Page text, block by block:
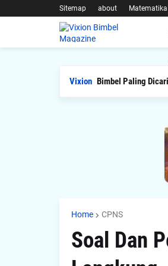
Sitemap about Matematika
Vixion Bimbel Paling
Home CPNS
Soal Dan